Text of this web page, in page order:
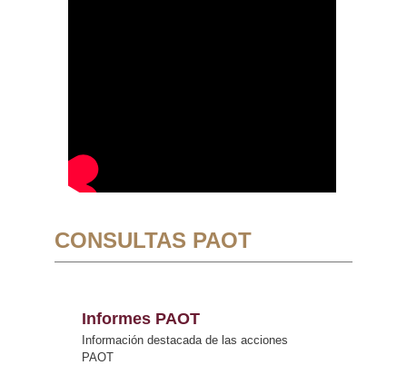
CONSULTAS PAOT
Informes PAOT
Información destacada de las acciones
PAOT